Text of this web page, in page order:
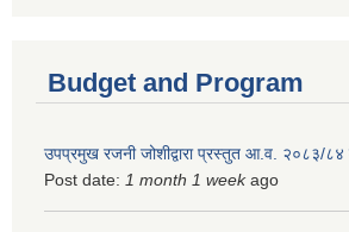
Budget and Program
उपप्रमुख रजनी जोशीद्वारा प्रस्तुत आ.व. २०८३/
Post date: 1 month 1 weekago